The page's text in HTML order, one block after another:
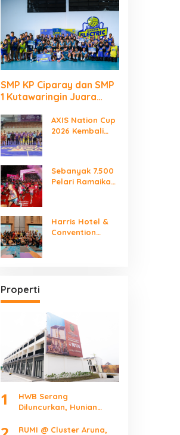
SMP KP Ciparay dan SMP
1 Kutawaringin Juara
Juara JEVA Spike Nation
2026
AXIS Nation Cup
2026 Kembali
Sebanyak 7.500
Pelari Ramaikan
Harris Hotel &
Convention
Properti
1
HWB Serang
Diluncurkan, Hunian
Pekerja Kawasan
RUMI @ Cluster Aruna,